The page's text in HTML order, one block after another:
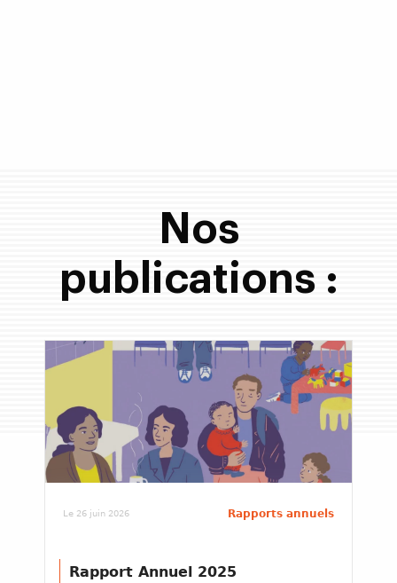
Nos
publications :
Le 26 juin 2026 Rapports annuels
Rapport Annuel 2025